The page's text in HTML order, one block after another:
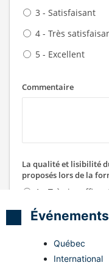
Événements
Québec
International